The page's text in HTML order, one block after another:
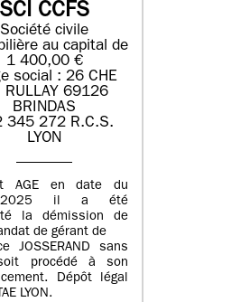
SCI CCFS
Société civile
au capital de
1 400,00 €
social : 26 CHE
RULLAY 69126
BRINDAS
345 272 R.C.S.
LYON
AGE en date du
il a été
la démission de
de gérant de
JOSSERAND sans
procédé à son
Dépôt légal
LYON.